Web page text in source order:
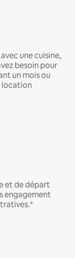
une cuisine,
besoin pour
un mois ou
location
et de départ
engagement